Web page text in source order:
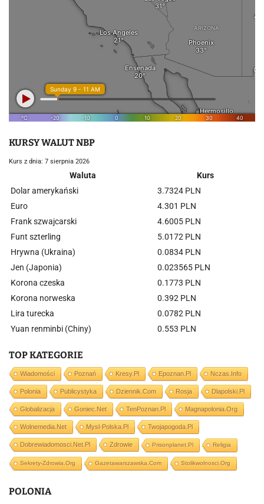
KURSY WALUT NBP
Kurs z dnia: 7 sierpnia 2026
Waluta
Kurs
Dolar amerykański
3.7324 PLN
Euro
4.301 PLN
Frank szwajcarski
4.6005 PLN
Funt szterling
5.0172 PLN
Hrywna (Ukraina)
0.0834 PLN
Jen (Japonia)
0.023565 PLN
Korona czeska
0.1773 PLN
Korona norweska
0.392 PLN
Lira turecka
0.0782 PLN
Yuan renminbi (Chiny)
0.553 PLN
TOP KATEGORIE
Wiadomości Poznań Kresy.pl Epoznan.pl Nczas.info
Polonia Publicystyka Dziennik.com Rosja Dlapolski.pl
Globalizacja Goniec.net TenPoznan.pl Magnapolonia.org
Wolnemedia.net Mysl-Polska.pl Twojapogoda.pl
Dobrewiadomosci.net.pl Zdrowie Prisonplanet.pl Religia
Sekrety-Zdrowia.org Gazetawarszawska.com Stolikwolnosci.org
POLONIA